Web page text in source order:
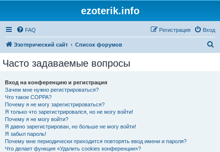
ezoterik.info
FAQ Вход
Регистрация
Эзотерический сайт Список форумов
Часто задаваемые вопросы
Вход на конференцию и регистрация
Зачем мне нужно регистрироваться?
Что такое COPPA?
Почему я не могу зарегистрироваться?
Я только что зарегистрировался, но не могу войти!
Почему я не могу войти?
Я давно зарегистрирован, но больше не могу войти!
Я забыл пароль!
Почему мне периодически приходится повторять ввод имени и пароля?
Что делает функция «Удалить cookies конференции»?